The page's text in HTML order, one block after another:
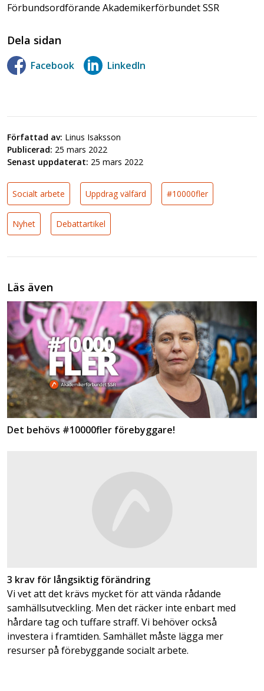
Förbundsordförande Akademikerförbundet SSR
Dela sidan
Facebook LinkedIn
Författad av: Linus Isaksson
Publicerad: 25 mars 2022
Senast uppdaterat: 25 mars 2022
Socialt arbete Uppdrag välfärd #10000fler
Nyhet Debattartikel
Läs även
Det behövs #10000fler förebyggare!
3 krav för långsiktig förändring
Vi vet att det krävs mycket för att vända rådande
samhällsutveckling. Men det räcker inte enbart med
hårdare tag och tuffare straff. Vi behöver också
investera i framtiden. Samhället måste lägga mer
resurser på förebyggande socialt arbete.